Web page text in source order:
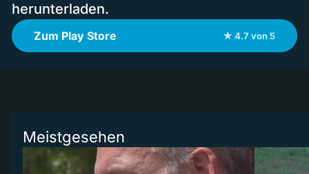
herunterladen.
Zum Play Store ★ 4.7 von 5
Meistgesehen